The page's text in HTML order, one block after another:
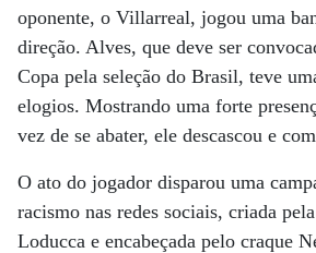
oponente, o Villarreal, jogou uma
direção. Alves, que deve ser
Copa pela seleção do Brasil, teve
elogios. Mostrando uma forte
vez de se abater, ele descascou e
O ato do jogador disparou uma
racismo nas redes sociais, criada
Loducca e encabeçada pelo craque